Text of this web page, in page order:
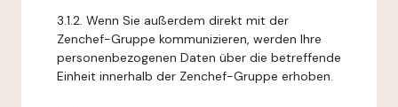
3.1.2. Wenn Sie außerdem direkt mit der
Zenchef-Gruppe kommunizieren, werden Ihre
personenbezogenen Daten über die betreffende
Einheit innerhalb der Zenchef-Gruppe erhoben.